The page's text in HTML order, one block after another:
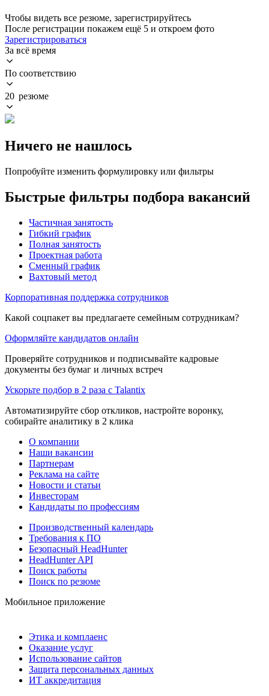
Чтобы видеть все резюме, зарегистрируйтесь
После регистрации покажем ещё 5 и откроем фото
Зарегистрироваться
За всё время
По соответствию
20 резюме
Ничего не нашлось
Попробуйте изменить формулировку или фильтры
Быстрые фильтры подбора вакансий
Частичная занятость
Гибкий график
Полная занятость
Проектная работа
Сменный график
Вахтовый метод
Корпоративная поддержка сотрудников
Какой соцпакет вы предлагаете семейным сотрудникам?
Оформляйте кандидатов онлайн
Проверяйте сотрудников и подписывайте кадровые
документы без бумаг и личных встреч
Ускорьте подбор в 2 раза с Talantix
Автоматизируйте сбор откликов, настройте воронку,
собирайте аналитику в 2 клика
О компании
Наши вакансии
Партнерам
Реклама на сайте
Новости и статьи
Инвесторам
Кандидаты по профессиям
Производственный календарь
Требования к ПО
Безопасный HeadHunter
HeadHunter API
Поиск работы
Поиск по резюме
Мобильное приложение
Этика и комплаенс
Оказание услуг
Использование сайтов
Защита персональных данных
ИТ аккредитация